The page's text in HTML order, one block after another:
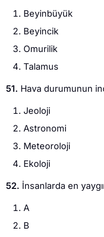
Beyinbüyük
Beyincik
Omurilik
Talamus
51. Hava durumunun
Jeoloji
Astronomi
Meteoroloji
Ekoloji
52. İnsanlarda en
A
B